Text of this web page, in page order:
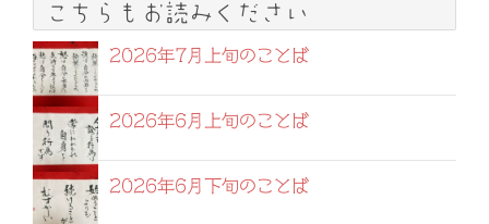
こちらもお読みください
2026年7月上旬のことば
2026年6月上旬のことば
2026年6月下旬のことば